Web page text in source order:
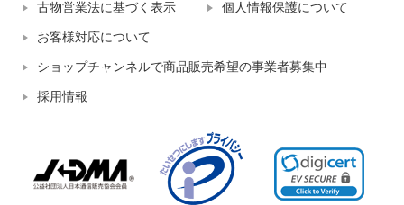
古物営業法に基づく表示 個人情報保護について
お客様対応について
ショップチャンネルで商品販売希望の事業者募集中
採用情報